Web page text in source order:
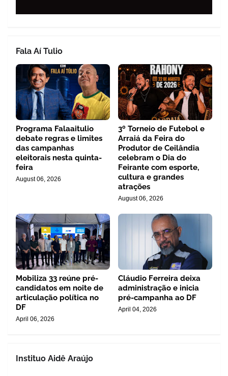
Fala Aí Tulio
Programa Falaaitulio
debate regras e limites
das campanhas
eleitorais nesta quinta-
feira
August 06, 2026
3º Torneio de Futebol e
Arraiá da Feira do
Produtor de Ceilândia
celebram o Dia do
Feirante com esporte,
cultura e grandes
atrações
August 06, 2026
Mobiliza 33 reúne pré-
candidatos em noite de
articulação política no
DF
April 06, 2026
Cláudio Ferreira deixa
administração e inicia
pré-campanha ao DF
April 04, 2026
Instituo Aidê Araújo